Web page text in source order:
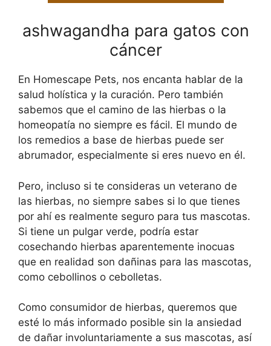
ashwagandha para gatos con
cáncer
En Homescape Pets, nos encanta hablar de la
salud holística y la curación. Pero también
sabemos que el camino de las hierbas o la
homeopatía no siempre es fácil. El mundo de
los remedios a base de hierbas puede ser
abrumador, especialmente si eres nuevo en él.
Pero, incluso si te consideras un veterano de
las hierbas, no siempre sabes si lo que tienes
por ahí es realmente seguro para tus mascotas.
Si tiene un pulgar verde, podría estar
cosechando hierbas aparentemente inocuas
que en realidad son dañinas para las mascotas,
como cebollinos o cebolletas.
Como consumidor de hierbas, queremos que
esté lo más informado posible sin la ansiedad
de dañar involuntariamente a sus mascotas, así